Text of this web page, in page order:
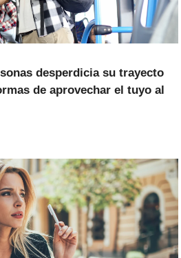
desperdicia su trayecto
de aprovechar el tuyo al